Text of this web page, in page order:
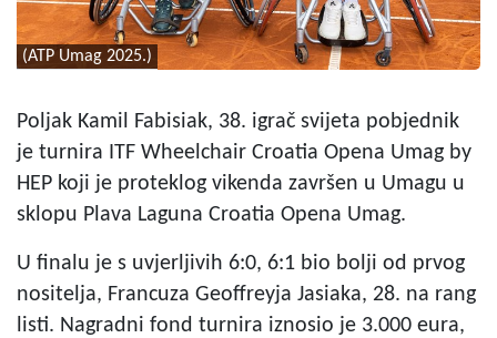
(ATP Umag 2025.)
Poljak Kamil Fabisiak, 38. igrač svijeta pobjednik
je turnira ITF Wheelchair Croatia Opena Umag by
HEP koji je proteklog vikenda završen u Umagu u
sklopu Plava Laguna Croatia Opena Umag.
U finalu je s uvjerljivih 6:0, 6:1 bio bolji od prvog
nositelja, Francuza Geoffreyja Jasiaka, 28. na rang
listi. Nagradni fond turnira iznosio je 3.000 eura,